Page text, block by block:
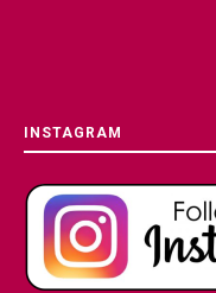
INSTAGRAM